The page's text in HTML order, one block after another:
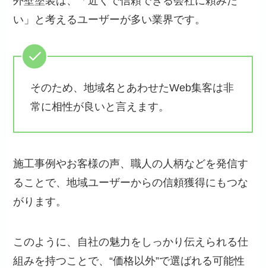
い」と考えるユーザーが多い業界です。
そのため、地域名とあわせたWeb集客は非
常に相性が良いと言えます。
施工事例やお客様の声、職人の人柄などを発信す
ることで、地域ユーザーからの信頼獲得にもつな
がります。
このように、自社の魅力をしっかり伝えられる仕
組みを持つことで、“価格以外”で選ばれる可能性